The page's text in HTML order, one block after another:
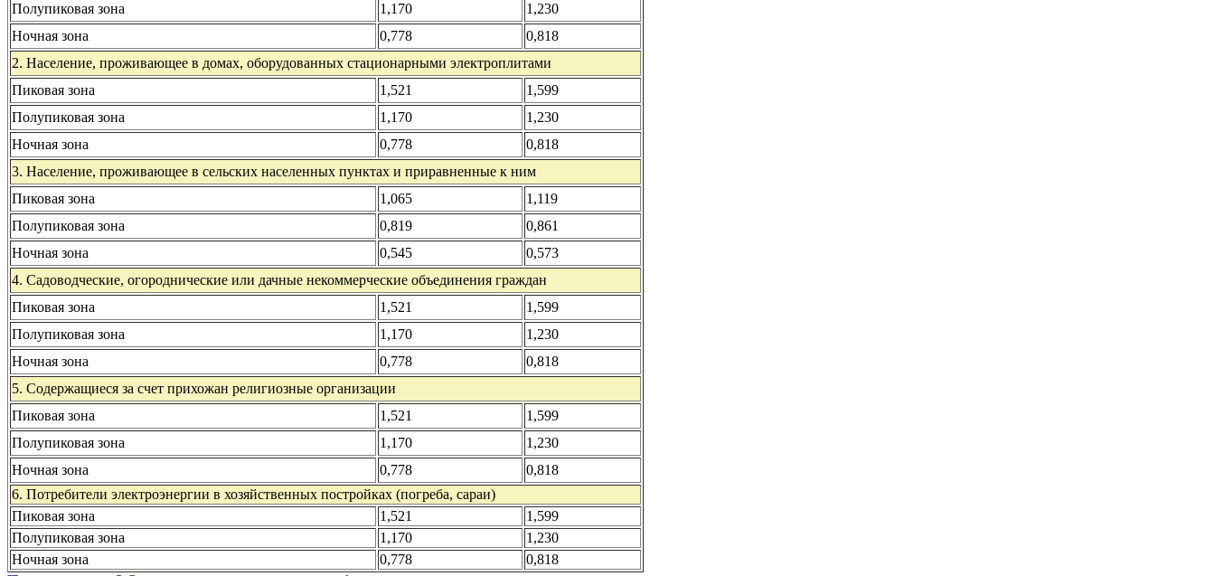
Полупиковая зона
1,170
1,230
Ночная зона
0,778
0,818
2. Население, проживающее в домах, оборудованных стационарными электроплитами
Пиковая зона
1,521
1,599
Полупиковая зона
1,170
1,230
Ночная зона
0,778
0,818
3. Население, проживающее в сельских населенных пунктах и приравненные к ним
Пиковая зона
1,065
1,119
Полупиковая зона
0,819
0,861
Ночная зона
0,545
0,573
4. Садоводческие, огороднические или дачные некоммерческие объединения граждан
Пиковая зона
1,521
1,599
Полупиковая зона
1,170
1,230
Ночная зона
0,778
0,818
5. Содержащиеся за счет прихожан религиозные организации
Пиковая зона
1,521
1,599
Полупиковая зона
1,170
1,230
Ночная зона
0,778
0,818
6. Потребители электроэнергии в хозяйственных постройках (погреба, сараи)
Пиковая зона
1,521
1,599
Полупиковая зона
1,170
1,230
Ночная зона
0,778
0,818